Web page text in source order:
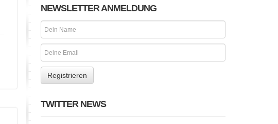
NEWSLETTER ANMELDUNG
TWITTER NEWS